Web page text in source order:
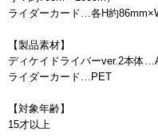
ライダーカード…各H約
【製品素材】
ディケイドライバーver.2本体
ライダーカード…PET
【対象年齢】
15才以上